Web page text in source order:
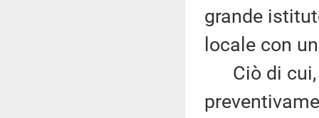
grande
locale con
Ciò di cui,